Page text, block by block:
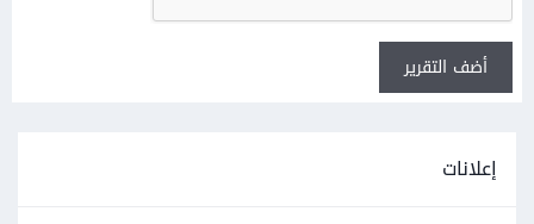
أضف التقرير
إعلانات